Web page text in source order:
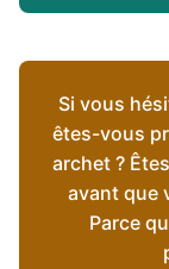
Si vous
êtes-vous
archet ?
avant que
Parce